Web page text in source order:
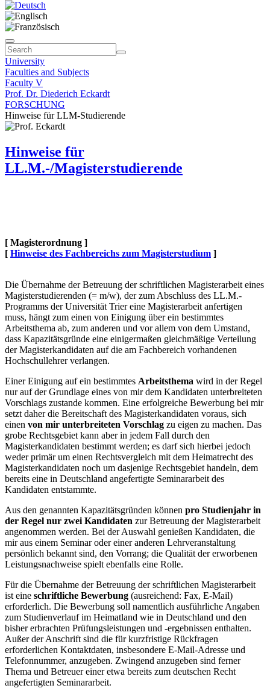
University
Faculties and Subjects
Faculty V
Prof. Dr. Diederich Eckardt
FORSCHUNG
Hinweise für LLM-Studierende
Hinweise für
LL.M.-/Magisterstudierende
[ Magisterordnung ]
[ Hinweise des Fachbereichs zum Magisterstudium ]
Die Übernahme der Betreuung der schriftlichen Magisterarbeit eines
Magisterstudierenden (= m/w), der zum Abschluss des LL.M.-
Programms der Universität Trier eine Magisterarbeit anfertigen
muss, hängt zum einen von Einigung über ein bestimmtes
Arbeitsthema ab, zum anderen und vor allem von dem Umstand,
dass Kapazitätsgründe eine einigermaßen gleichmäßige Verteilung
der Magisterkandidaten auf die am Fachbereich vorhandenen
Hochschullehrer verlangen.
Einer Einigung auf ein bestimmtes Arbeitsthema wird in der Regel
nur auf der Grundlage eines von mir dem Kandidaten unterbreiteten
Vorschlags zustande kommen. Eine erfolgreiche Bewerbung bei mir
setzt daher die Bereitschaft des Magisterkandidaten voraus, sich
einen von mir unterbreiteten Vorschlag zu eigen zu machen. Das
grobe Rechtsgebiet kann aber in jedem Fall durch den
Magisterkandidaten bestimmt werden; es darf sich hierbei jedoch
weder primär um einen Rechtsvergleich mit dem Heimatrecht des
Magisterkandidaten noch um dasjenige Rechtsgebiet handeln, dem
bereits eine in Deutschland angefertigte Seminararbeit des
Kandidaten entstammte.
Aus den genannten Kapazitätsgründen können pro Studienjahr in
der Regel nur zwei Kandidaten zur Betreuung der Magisterarbeit
angenommen werden. Bei der Auswahl genießen Kandidaten, die
mir aus einem Seminar oder einer anderen Lehrveranstaltung
persönlich bekannt sind, den Vorrang; die Qualität der erworbenen
Leistungsnachweise spielt ebenfalls eine Rolle.
Für die Übernahme der Betreuung der schriftlichen Magisterarbeit
ist eine schriftliche Bewerbung (ausreichend: Fax, E-Mail)
erforderlich. Die Bewerbung soll namentlich ausführliche Angaben
zum Studienverlauf im Heimatland wie in Deutschland und den
bisher erbrachten Prüfungsleistungen und -ergebnissen enthalten.
Außer der Anschrift sind die für kurzfristige Rückfragen
erforderlichen Kontaktdaten, insbesondere E-Mail-Adresse und
Telefonnummer, anzugeben. Zwingend anzugeben sind ferner
Thema und Betreuer einer etwa bereits zum deutschen Recht
angefertigten Seminararbeit.